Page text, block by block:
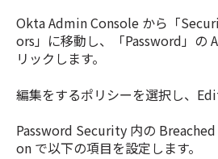
Okta Admin Console から「
ors」に移動し、「Password」の
リックします。
編集をするポリシーを選択し、
Password Security 内の
on で以下の項目を設定します。